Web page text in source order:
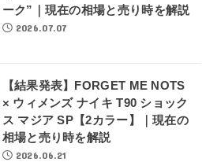
ーク”｜現在の相場と売り時を解説
2026.07.07
【結果発表】FORGET ME NOTS
× ウィメンズ ナイキ T90 ショック
ス マジア SP【2カラー】｜現在の
相場と売り時を解説
2026.06.21